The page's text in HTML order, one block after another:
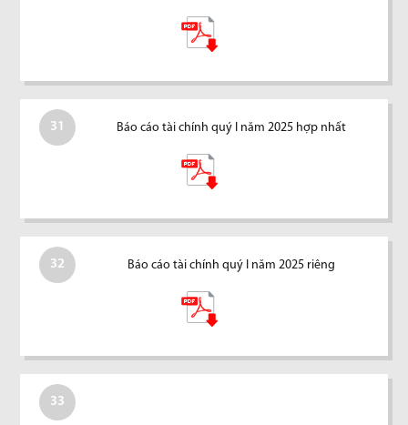
31 Báo cáo tài chính quý I năm 2025 hợp nhất
32 Báo cáo tài chính quý I năm 2025 riêng
33